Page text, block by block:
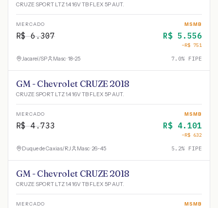
CRUZE SPORT LTZ 1.4 16V TB FLEX 5P AUT.
MERCADO
R$6.307
MSMB
R$ 5.556
−R$ 751
Jacareí/SP Masc · 18-25 7.0% FIPE
GM - Chevrolet CRUZE 2018
CRUZE SPORT LTZ 1.4 16V TB FLEX 5P AUT.
MERCADO
R$4.733
MSMB
R$ 4.101
−R$ 632
Duque de Caxias/RJ Masc · 26-45 5.2% FIPE
GM - Chevrolet CRUZE 2018
CRUZE SPORT LTZ 1.4 16V TB FLEX 5P AUT.
MERCADO MSMB